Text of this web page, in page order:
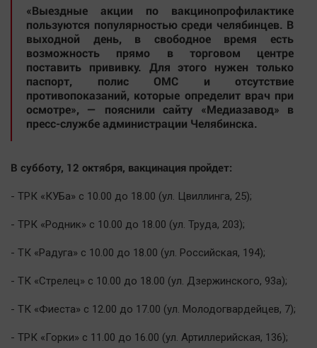
Курилка
Мнения
Спорт
Технологии
Отраслевые темы
Hедвижимость
Автомобили
XX век: криминальные уроки
Медицина
Прогулки по городу Ч
Спецпроект
«Выездные акции по вакцинопрофилактике
пользуются популярностью среди челябинцев. В
выходной день, в свободное время есть
возможность прямо в торговом центре
поставить прививку. Для этого нужен только
паспорт, полис ОМС и отсутствие
противопоказаний, которые определит врач при
осмотре», — пояснили сайту «Медиазавод» в
пресс-службе администрации Челябинска.
В субботу, 12 октября, вакцинация пройдет:
- ТРК «КУБа» с 10.00 до 18.00 (ул. Цвиллинга, 25);
- ТРК «Родник» с 10.00 до 18.00 (ул. Труда, 203);
- ТК «Радуга» с 10.00 до 18.00 (ул. Российская, 194);
- ТК «Стрелец» с 10.00 до 18.00 (ул. Дзержинского, 93а);
- ТК «Фиеста» с 12.00 до 17.00 (ул. Молодогвардейцев, 7);
- ТРК «Горки» с 11.00 до 16.00 (ул. Артиллерийская, 136);